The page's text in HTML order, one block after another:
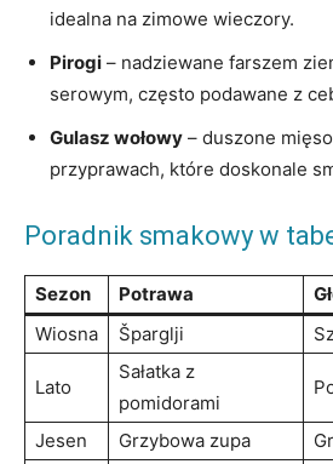
idealna na zimowe wieczory.
Pirogi – nadziewane farszem
serowym, często podawane z
Gulasz wołowy – duszone
przyprawach, które doskonale
Poradnik smakowy w
Sezon Potrawa
Wiosna
Šparglji
Lato
Sałatka z
pomidorami
Jesen Grzybowa zupa